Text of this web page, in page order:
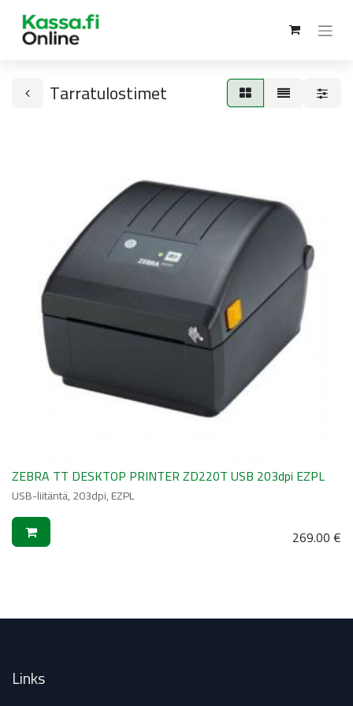
Tarratulostimet
ZEBRA TT DESKTOP PRINTER ZD220T USB 203dpi EZPL
USB-liitäntä, 203dpi, EZPL
269.00€
Links